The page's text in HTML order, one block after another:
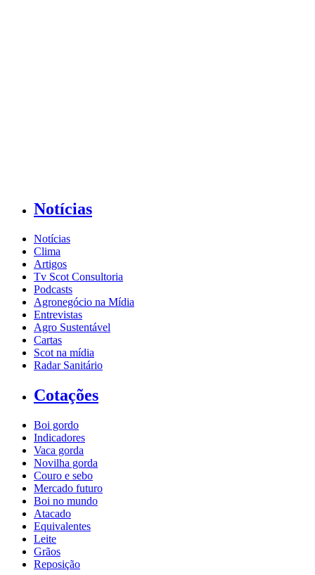
Notícias
Notícias
Clima
Artigos
Tv Scot Consultoria
Podcasts
Agronegócio na Mídia
Entrevistas
Agro Sustentável
Cartas
Scot na mídia
Radar Sanitário
Cotações
Boi gordo
Indicadores
Vaca gorda
Novilha gorda
Couro e sebo
Mercado futuro
Boi no mundo
Atacado
Equivalentes
Leite
Grãos
Reposição